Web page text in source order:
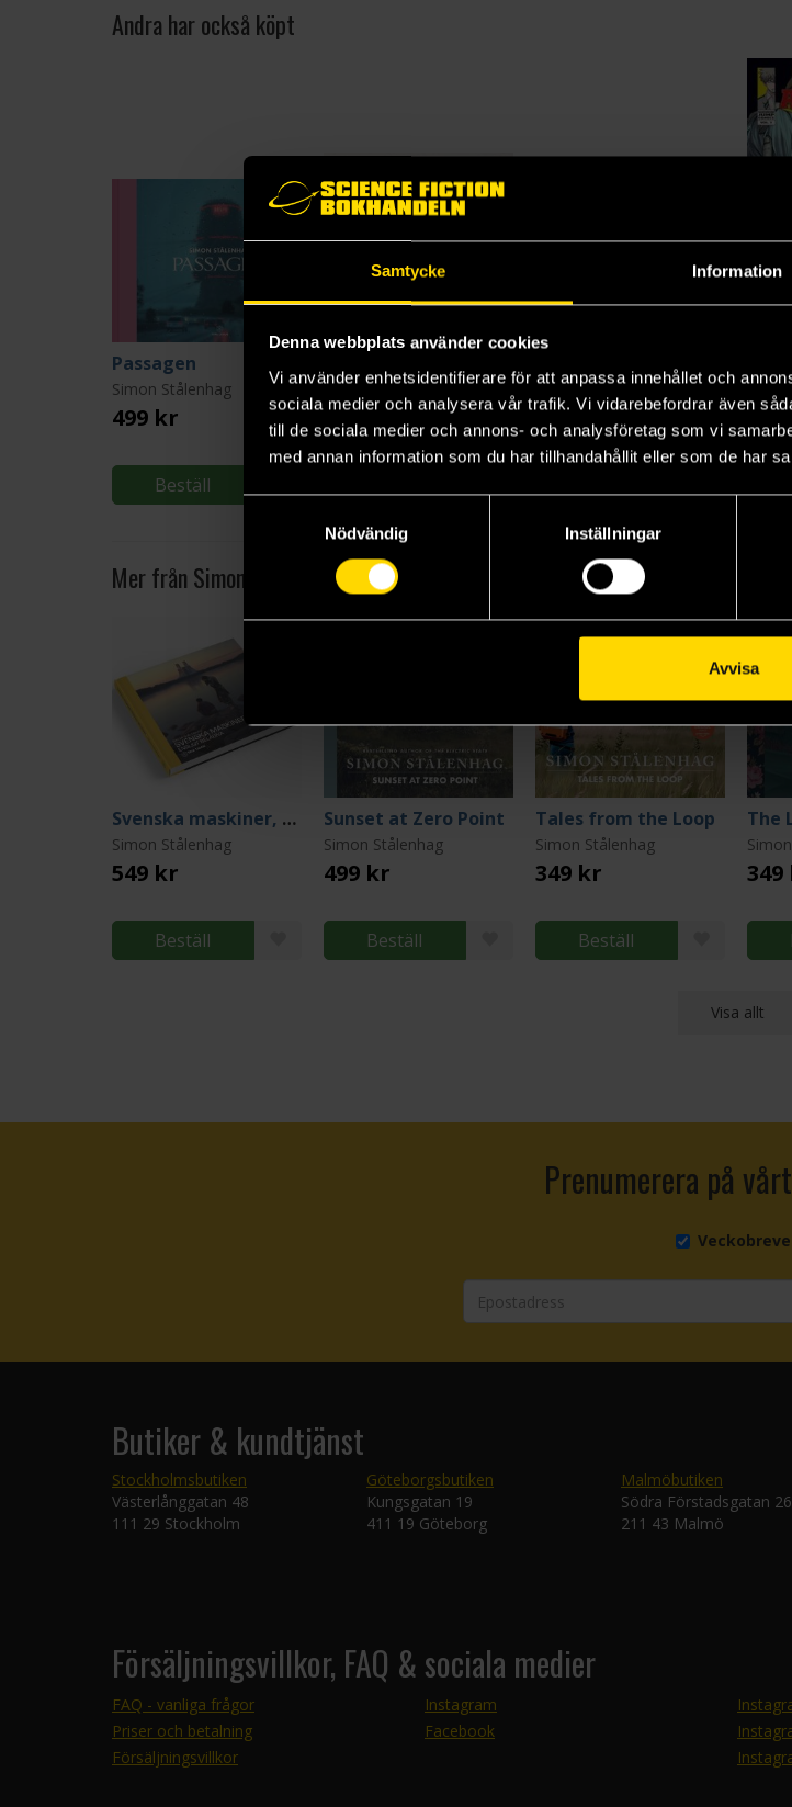
Samtycke Information
Denna webbplats använder cookies
Vi använder enhetsidentifierare för att anpassa innehållet och
sociala medier och analysera vår trafik. Vi vidarebefordrar även
till de sociala medier och annons- och analysföretag som vi
med annan information som du har tillhandahållit eller som de har
Samtyckesval
Nödvändig
Inställningar
Avvisa
Andra har också köpt
Passagen
Simon Stålenhag
499 kr
Beställ
39 kr
Simon Stålenhag
419 kr
Kohei
Mer från Simon Stålenhag
Svenska maskiner, ensligt belägna
Simon Stålenhag
549 kr
Beställ
Sunset at Zero Point
Simon Stålenhag
499 kr
Beställ
Tales from the Loop
Simon Stålenhag
349 kr
Beställ
The
Visa allt
Prenumerera på
Butiker & kundtjänst
Stockholmsbutiken
Västerlånggatan 48
111 29 Stockholm
Göteborgsbutiken
Kungsgatan 19
411 19 Göteborg
Malmöbutiken
Södra Förstadsgatan 26
211 43 Malmö
Försäljningsvillkor, FAQ & sociala medier
FAQ - vanliga frågor
Priser och betalning
Försäljningsvillkor
Instagram
Facebook